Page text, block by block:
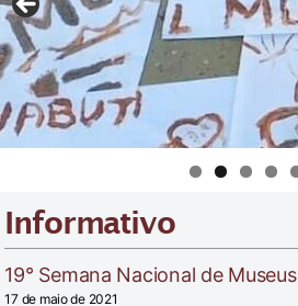
Informativo
19° Semana Nacional de Museus
17 de maio de 2021